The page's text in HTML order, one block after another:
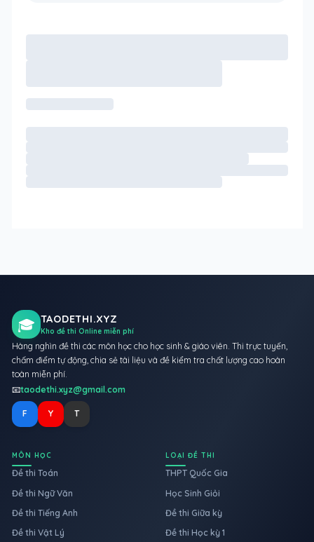
🎓 TAODETHI.XYZ
Kho đề thi Online miễn phí
Hàng nghìn đề thi các môn học cho học sinh & giáo viên. Thi trực tuyến,
chấm điểm tự động, chia sẻ tài liệu và đề kiểm tra chất lượng cao hoàn
toàn miễn phí.
📧taodethi.xyz@gmail.com
F Y T
MÔN HỌC
Đề thi Toán
Đề thi Ngữ Văn
Đề thi Tiếng Anh
Đề thi Vật Lý
LOẠI ĐỀ THI
THPT Quốc Gia
Học Sinh Giỏi
Đề thi Giữa kỳ
Đề thi Học kỳ 1